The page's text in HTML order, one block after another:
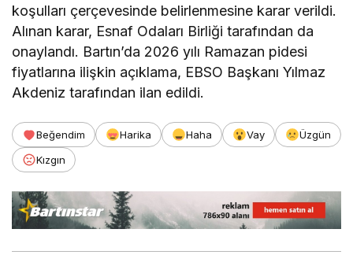
koşulları çerçevesinde belirlenmesine karar verildi.
Alınan karar, Esnaf Odaları Birliği tarafından da
onaylandı. Bartın’da 2026 yılı Ramazan pidesi
fiyatlarına ilişkin açıklama, EBSO Başkanı Yılmaz
Akdeniz tarafından ilan edildi.
Beğendim Harika Haha Vay
Üzgün
Kızgın